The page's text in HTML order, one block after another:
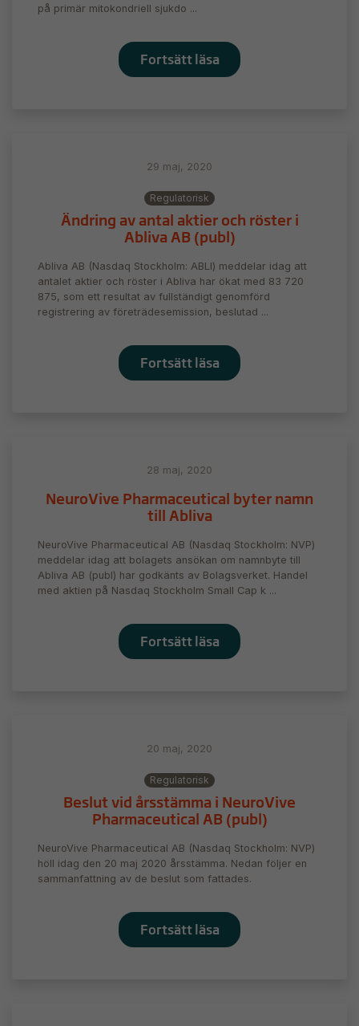
på primär mitokondriell sjukdo ...
Fortsätt läsa
29 maj, 2020
Regulatorisk
Ändring av antal aktier och röster i
Abliva AB (publ)
Abliva AB (Nasdaq Stockholm: ABLI) meddelar idag att
antalet aktier och röster i Abliva har ökat med 83 720
875, som ett resultat av fullständigt genomförd
registrering av företrädesemission, beslutad ...
Fortsätt läsa
28 maj, 2020
NeuroVive Pharmaceutical byter namn
till Abliva
NeuroVive Pharmaceutical AB (Nasdaq Stockholm: NVP)
meddelar idag att bolagets ansökan om namnbyte till
Abliva AB (publ) har godkänts av Bolagsverket. Handel
med aktien på Nasdaq Stockholm Small Cap k ...
Fortsätt läsa
20 maj, 2020
Regulatorisk
Beslut vid årsstämma i NeuroVive
Pharmaceutical AB (publ)
NeuroVive Pharmaceutical AB (Nasdaq Stockholm: NVP)
höll idag den 20 maj 2020 årsstämma. Nedan följer en
sammanfattning av de beslut som fattades.
Fortsätt läsa
hemsida ska
prestera så
bra som
kommer
funktionalitet
att försvinna
från
hemsidan.
Marknadsföring
Genom att dela
intressen och ditt
beteende när du
surfar ökar du